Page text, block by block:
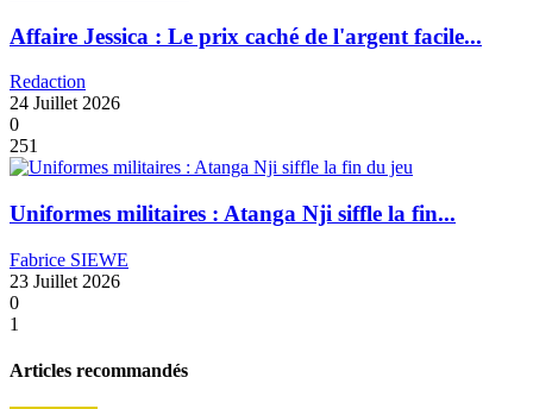
Affaire Jessica : Le prix caché de l'argent facile...
Redaction
24 Juillet 2026
0
251
Uniformes militaires : Atanga Nji siffle la fin...
Fabrice SIEWE
23 Juillet 2026
0
1
Articles recommandés